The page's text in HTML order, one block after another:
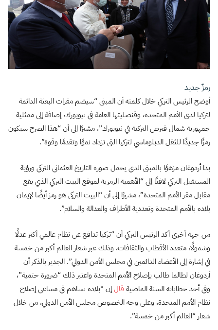
رمزٌ جديد
أوضح الرئيس التركي خلال كلمته أن المبنى “سيضم مقرات البعثة الدائمة
لتركيا لدى الأمم المتحدة، وقنصليتها العامة في نيويورك، إضافة إلى ممثلية
جمهورية شمال قبرص التركية في نيويورك”، مشيرًا إلى أن “هذا الصرح سيكون
رمزًا جديدًا للثقل الدبلوماسي لتركيا التي تزداد نموًا وتقدمًا وقوة”.
بدا أردوغان مزهوًا بالمبنى الذي يحمل صورة التاريخ العثماني التركي ورؤية
المستقبل التركي لافتًا إلى “الأهمية الرمزية لموقع البيت التركي الذي يقع
مقابل مقر الأمم المتحدة”، مشيرًا إلى أن “البيت التركي هو رمز أيضًا لإيمان
بلاده بالأمم المتحدة وتعددية الأطراف والعدالة والسلام”.
من جهة أخرى أكد الرئيس التركي أن “تركيا تدافع عن نظام عالمي أكثر عدلًا
وشمولًا، متعدد الأقطاب والثقافات، وذلك عبر شعار العالم أكبر من خمسة
في إشارة إلى الأعضاء الدائمين في مجلس الأمن الدولي”. الجدير بالذكر أن
أردوغان لطالما طالب بإصلاح الأمم المتحدة واعتبر ذلك “ضرورة حتمية”،
وفي أحد خطاباته السنة الماضية قالإن “بلاده تساهم في مساعي إصلاح
نظام الأمم المتحدة، وعلى وجه الخصوص مجلس الأمن الدولي، من خلال
شعار “العالم أكبر من خمسة”.